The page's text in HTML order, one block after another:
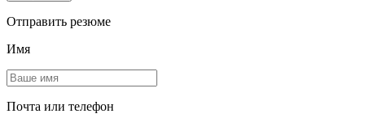
Отправить резюме
Имя
Почта или телефон